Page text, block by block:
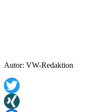
Autor: VW-Redaktion
Twitter